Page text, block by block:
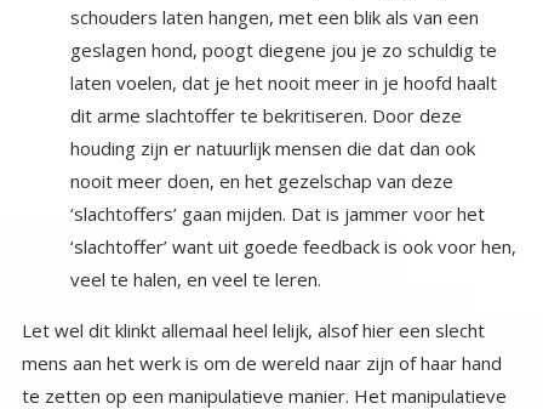
veel te halen, en veel te leren.
Let wel dit klinkt allemaal heel lelijk, alsof hier een slecht
mens aan het werk is om de wereld naar zijn of haar hand
te zetten op een manipulatieve manier. Het manipulatieve
klopt, maar het gebeurt allemaal onbewust. Het
vermeende slachtoffer is in werkelijkheid het slachtoffer